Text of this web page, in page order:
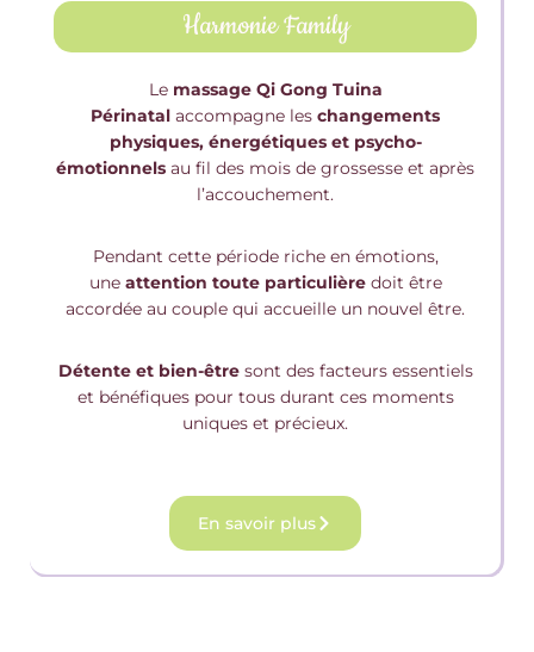
Harmonie Family
Le massage Qi Gong Tuina
Périnatal accompagne les changements
physiques, énergétiques et psycho-
émotionnels au fil des mois de grossesse et après
l’accouchement.
Pendant cette période riche en émotions,
une attention toute particulièredoit être
accordée au couple qui accueille un nouvel être.
Détente et bien-êtresont des facteurs essentiels
et bénéfiques pour tous durant ces moments
uniques et précieux.
En savoir plus